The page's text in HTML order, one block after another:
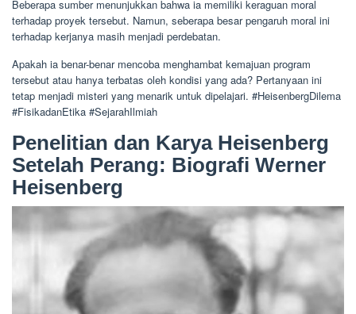
Beberapa sumber menunjukkan bahwa ia memiliki keraguan moral
terhadap proyek tersebut. Namun, seberapa besar pengaruh moral ini
terhadap kerjanya masih menjadi perdebatan.
Apakah ia benar-benar mencoba menghambat kemajuan program
tersebut atau hanya terbatas oleh kondisi yang ada? Pertanyaan ini
tetap menjadi misteri yang menarik untuk dipelajari. #HeisenbergDilema
#FisikadanEtika #SejarahIlmiah
Penelitian dan Karya Heisenberg
Setelah Perang: Biografi Werner
Heisenberg